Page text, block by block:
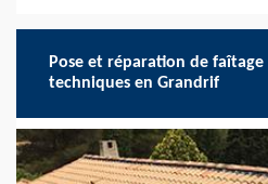
Pose et réparation de faîtage
techniques en Grandrif